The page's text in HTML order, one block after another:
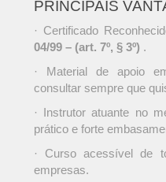
PRINCIPAIS
· Certificado
04/99 – (art. 7º, § 3º) .
· Material de apoio
consultar sempre que
· Instrutor atuante no
prático e forte
· Curso acessível de
empresas.